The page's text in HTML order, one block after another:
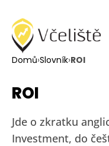
Domů›Slovník›ROI
ROI
Jde o zkratku
Investment, do